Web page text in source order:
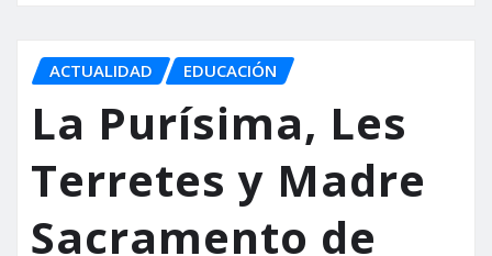
ACTUALIDAD EDUCACIÓN
La Purísima, Les
Terretes y Madre
Sacramento de